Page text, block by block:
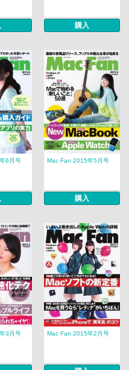
購入
6月号 Mac Fan 2015年5月号
購入
3月号 Mac Fan 2015年2月号